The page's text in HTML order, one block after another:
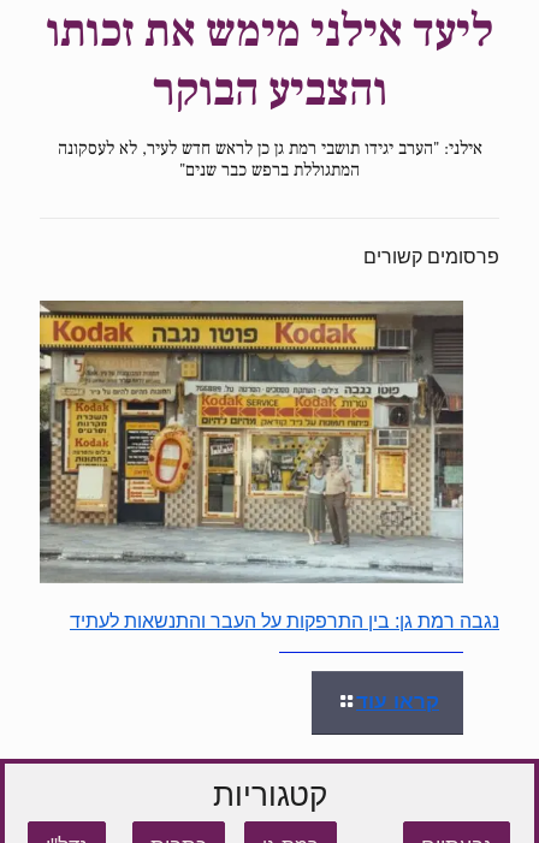
ליעד אילני מימש את זכותו
והצביע הבוקר
אילני: "הערב יגידו תושבי רמת גן כן לראש חדש לעיר, לא לעסקונה
המתגוללת ברפש כבר שנים"
פרסומים קשורים
נגבה רמת גן: בין התרפקות על העבר והתנשאות לעתיד
קראו עוד
קטגוריות